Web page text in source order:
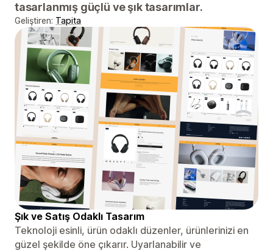
tasarlanmış güçlü ve şık tasarımlar.
Geliştiren: Tapita
Şık ve Satış Odaklı Tasarım
Teknoloji esinli, ürün odaklı düzenler, ürünlerinizi en
güzel şekilde öne çıkarır. Uyarlanabilir ve